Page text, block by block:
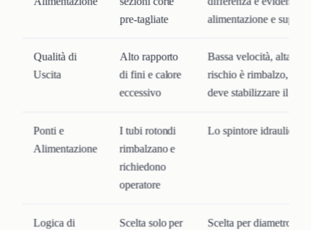
pre-tagliate
alimentazione e
Qualità di
Uscita
Alto rapporto
di fini e calore
eccessivo
Bassa velocità, alta
rischio è rimbalzo,
deve stabilizzare il
Ponti e
Alimentazione
I tubi rotondi
rimbalzano e
richiedono
operatore
Lo spintore idraulico
Logica di
Scelta solo per
Scelta per diametro,